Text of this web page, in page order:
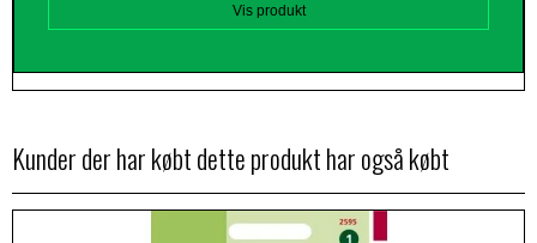
Vis produkt
Kunder der har købt dette produkt har også købt